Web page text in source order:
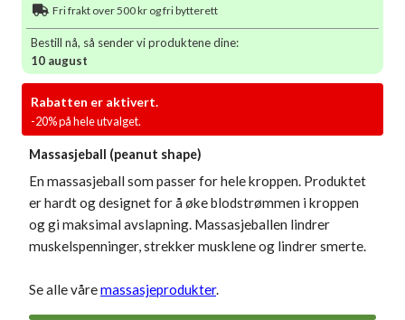
Fri frakt over 500 kr og fri bytterett
Bestill nå, så sender vi produktene dine:
10 august
Rabatten er aktivert.
-20% på hele utvalget.
Massasjeball (peanut shape)
En massasjeball som passer for hele kroppen. Produktet
er hardt og designet for å øke blodstrømmen i kroppen
og gi maksimal avslapning. Massasjeballen lindrer
muskelspenninger, strekker musklene og lindrer smerte.
Se alle våremassasjeprodukter.